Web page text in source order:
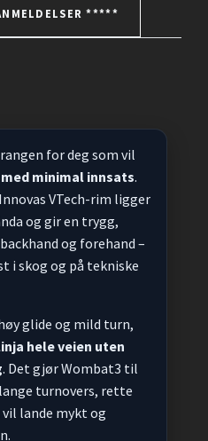
*****
for deg som vil
minimal innsats.
VTech-rim ligger
og gir en trygg,
og forehand –
i skog og på tekniske
glide og mild turn,
hele veien uten
. Det gjør Wombat3 til
turnovers, rette
lande mykt og